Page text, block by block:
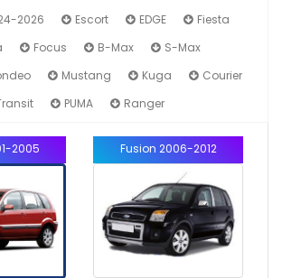
2026
Escort EDGE
Fiesta
Focus B-Max
S-Max
Mustang Kuga
Courier
PUMA Ranger
2005 Fusion 2006-2012